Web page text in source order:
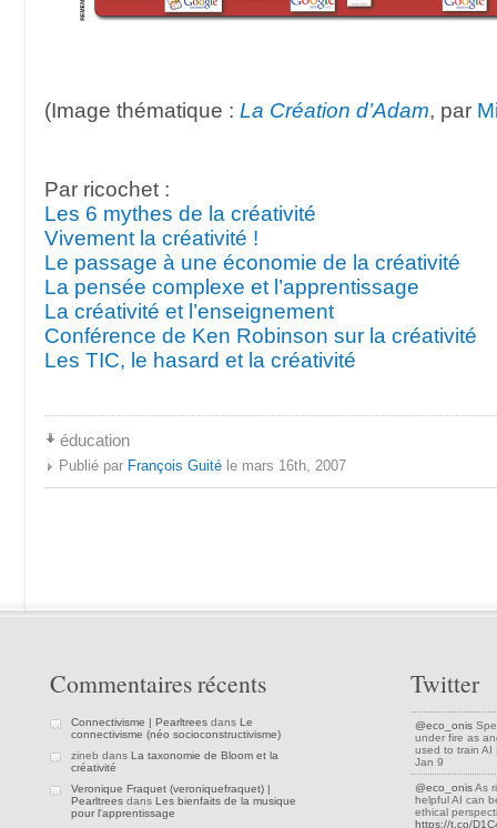
(Image thématique : La Création d’Adam, par
Par ricochet :
Les 6 mythes de la créativité
Vivement la créativité !
Le passage à une économie de la créativité
La pensée complexe et l’apprentissage
La créativité et l’enseignement
Conférence de Ken Robinson sur la créativité
Les TIC, le hasard et la créativité
éducation
Publié par François Guité le mars 16th, 2007
Commentaires récents
Connectivisme | Pearltrees dans Le
connectivisme (néo socioconstructivisme)
zineb dans La taxonomie de Bloom et la
créativité
Veronique Fraquet (veroniquefraquet) |
Pearltrees dans Les bienfaits de la musique
pour l'apprentissage
Twitter
@eco_onis
under fire as
used to train
Jan 9
@eco_onisAs
helpful AI can
ethical
https://t.co/